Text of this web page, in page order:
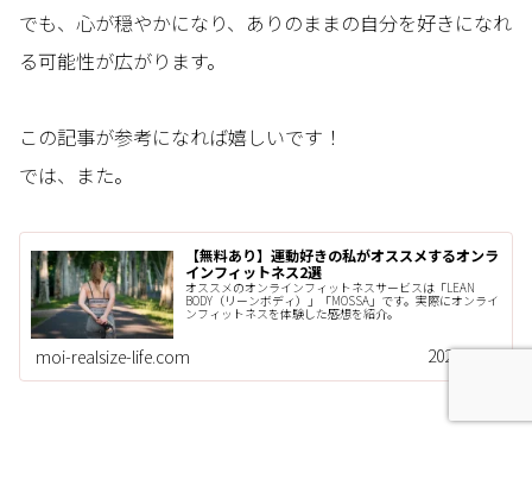
でも、心が穏やかになり、ありのままの自分を好きになれ
る可能性が広がります。
この記事が参考になれば嬉しいです！
では、また。
【無料あり】運動好きの私がオススメするオンラ
インフィットネス2選
オススメのオンラインフィットネスサービスは「LEAN
BODY（リーンボディ）」「MOSSA」です。実際にオンライ
ンフィットネスを体験した感想を紹介。
moi-realsize-life.com 2021.02.19